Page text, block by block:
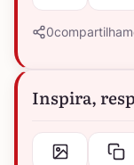
0
Inspira,